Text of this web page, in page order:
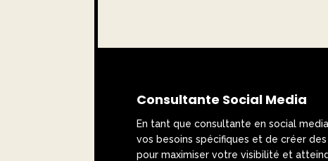
Consultante Social Media
En tant que consultante en social
vos besoins spécifiques et de créer
pour maximiser votre visibilité et